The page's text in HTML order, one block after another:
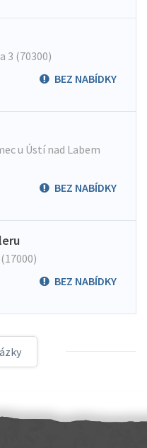
3 (70300)
BEZ NABÍDKY
u Ústí nad Labem
BEZ NABÍDKY
BEZ NABÍDKY